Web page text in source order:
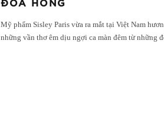
ĐÓA HỒNG
Mỹ phẩm Sisley Paris vừa ra mắt tại Việt Nam
những vần thơ êm dịu ngợi ca màn đêm từ những